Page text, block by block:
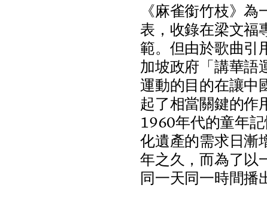
《麻雀銜竹枝》為
表 ， 收錄在梁文福
範。 但由於歌曲引
加坡政府 「講華語
運動的目的在讓中
起了相當關鍵的作
1960年代的童年記
化遺產的需求日漸
年之久 ，而為了以
同一天同一時間播